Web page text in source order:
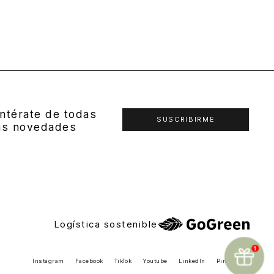
de todas
novedades
SUSCRIBIRME
Logística sostenible
Instagram Facebook TikTok Youtube LinkedIn Pinterest